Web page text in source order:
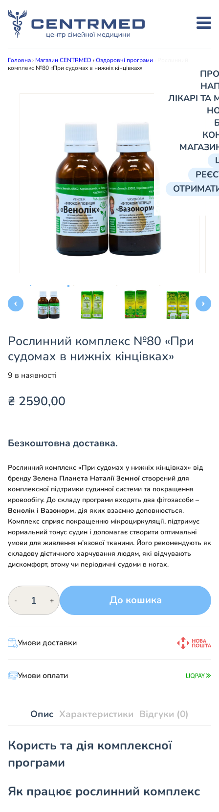
ЛІКАРІ
Головна› Магазин CENTRMED›Оздоровчі програми
комплекс №80 «При судомах в нижніх кінцівках»
Рослинний комплекс №80 «При
судомах в нижніх кінцівках»
9 в наявності
₴ 2590,00
Безкоштовна доставка.
Рослинний комплекс «При судомах у нижніх кінцівках» від
бренду Зелена Планета Наталії Земної створений для
комплексної підтримки судинної системи та покращення
кровообігу. До складу програми входять два фітозасоби –
Венолік і Вазонорм, дія яких взаємно доповнюється.
Комплекс сприяє покращенню мікроциркуляції, підтримує
нормальний тонус судин і допомагає створити оптимальні
умови для живлення м’язової тканини. Його рекомендують як
складову дієтичного харчування людям, які відчувають
дискомфорт, втому чи періодичні судоми в ногах.
-
Рослинний
комплекс
№80
в
кількість
+ До кошика
Умови доставки
Умови оплати
Опис Характеристики Відгуки (0)
Користь та дія комплексної
програми
Як працює рослинний комплекс